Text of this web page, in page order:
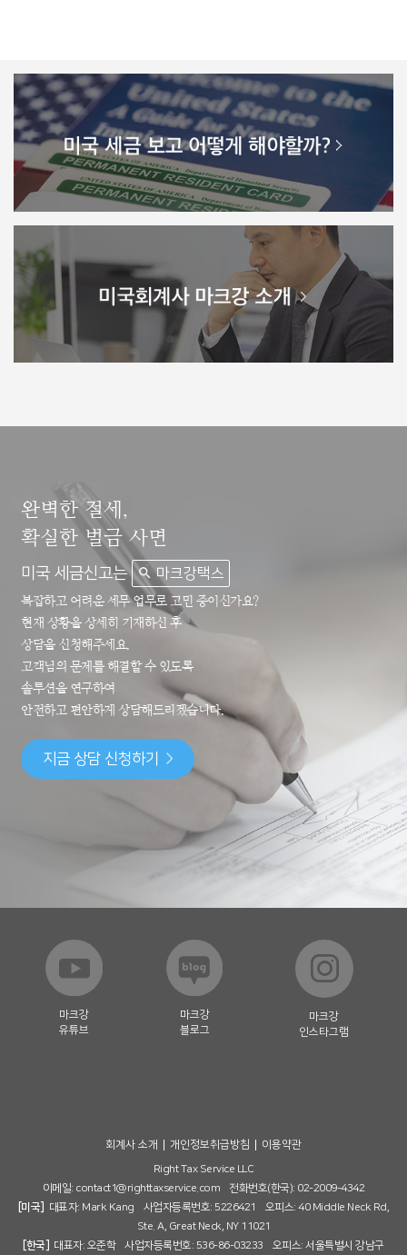
완벽한 절세,
확실한 벌금 사면
미국 세금신고는 마크강택스
복잡하고 어려운 세무 업무로 고민 중이신가요?
현재 상황을 상세히 기재하신 후
상담을 신청해주세요.
고객님의 문제를 해결할 수 있도록
솔루션을 연구하여
안전하고 편안하게 상담해드리겠습니다.
지금 상담 신청하기
마크강
유튜브
마크강
블로그
마크강
인스타그램
회계사 소개 개인정보취급방침 이용약관
Right Tax Service LLC
이메일: contact1@righttaxservice.com 전화번호(한국): 02-2009-4342
[미국]
대표자: Mark Kang 사업자등록번호: 5226421 오피스: 40 Middle Neck Rd,
Ste. A, Great Neck, NY 11021
[한국]
대표자: 오준학 사업자등록번호: 536-86-03233 오피스: 서울특별시 강남구